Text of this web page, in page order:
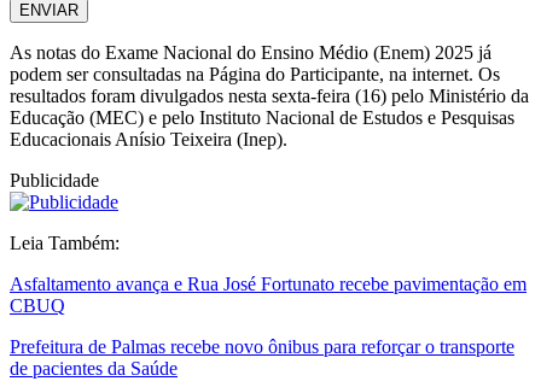
ENVIAR
As notas do Exame Nacional do Ensino Médio (Enem) 2025 já
podem ser consultadas na Página do Participante, na internet. Os
resultados foram divulgados nesta sexta-feira (16) pelo Ministério da
Educação (MEC) e pelo Instituto Nacional de Estudos e Pesquisas
Educacionais Anísio Teixeira (Inep).
Publicidade
Leia Também:
Asfaltamento avança e Rua José Fortunato recebe pavimentação em
CBUQ
Prefeitura de Palmas recebe novo ônibus para reforçar o transporte
de pacientes da Saúde